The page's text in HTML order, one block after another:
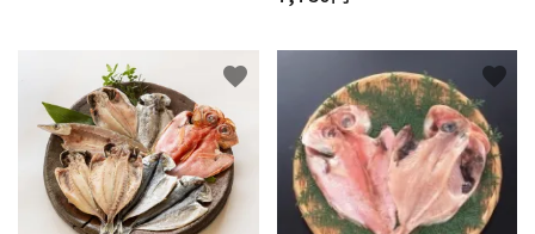
favorite favorite